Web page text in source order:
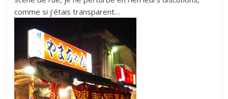
comme si j’étais transparent…